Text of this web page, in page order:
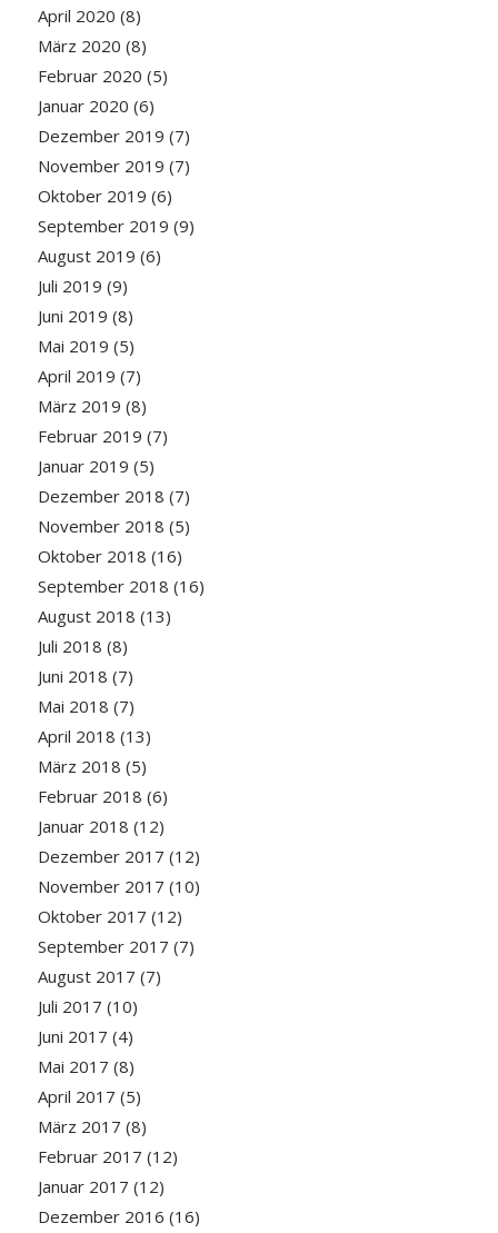
April 2020 (8)
März 2020 (8)
Februar 2020 (5)
Januar 2020 (6)
Dezember 2019 (7)
November 2019 (7)
Oktober 2019 (6)
September 2019 (9)
August 2019 (6)
Juli 2019 (9)
Juni 2019 (8)
Mai 2019 (5)
April 2019 (7)
März 2019 (8)
Februar 2019 (7)
Januar 2019 (5)
Dezember 2018 (7)
November 2018 (5)
Oktober 2018 (16)
September 2018 (16)
August 2018 (13)
Juli 2018 (8)
Juni 2018 (7)
Mai 2018 (7)
April 2018 (13)
März 2018 (5)
Februar 2018 (6)
Januar 2018 (12)
Dezember 2017 (12)
November 2017 (10)
Oktober 2017 (12)
September 2017 (7)
August 2017 (7)
Juli 2017 (10)
Juni 2017 (4)
Mai 2017 (8)
April 2017 (5)
März 2017 (8)
Februar 2017 (12)
Januar 2017 (12)
Dezember 2016 (16)